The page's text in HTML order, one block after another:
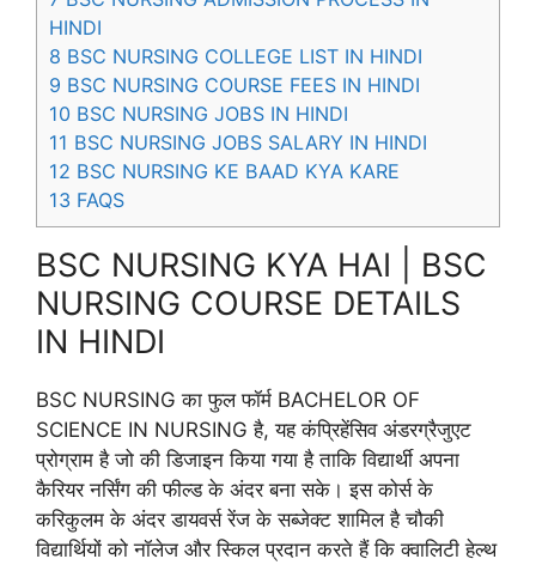
HINDI
8 BSC NURSING COLLEGE LIST IN HINDI
9 BSC NURSING COURSE FEES IN HINDI
10 BSC NURSING JOBS IN HINDI
11 BSC NURSING JOBS SALARY IN HINDI
12 BSC NURSING KE BAAD KYA KARE
13 FAQS
BSC NURSING KYA HAI | BSC
NURSING COURSE DETAILS
IN HINDI
BSC NURSING का फुल फॉर्म BACHELOR OF
SCIENCE IN NURSING है, यह कंप्रिहेंसिव अंडरग्रैजुएट
प्रोग्राम है जो की डिजाइन किया गया है ताकि विद्यार्थी अपना
कैरियर नर्सिंग की फील्ड के अंदर बना सके। इस कोर्स के
करिकुलम के अंदर डायवर्स रेंज के सब्जेक्ट शामिल है चौकी
विद्यार्थियों को नॉलेज और स्किल प्रदान करते हैं कि क्वालिटी हेल्थ